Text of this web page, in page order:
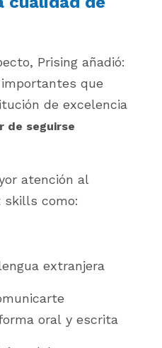
Prising añadió:
que
de excelencia
de seguirse
atención al
skills como:
extranjera
oral y escrita